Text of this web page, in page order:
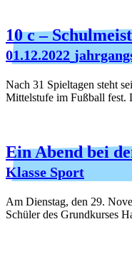
10 c –
01.12.2022
Nach 31 Spieltagen steht
Mittelstufe im Fußball fest.
Ein Abend bei
Klasse Sport
Am Dienstag, den 29.
Schüler des Grundkurses